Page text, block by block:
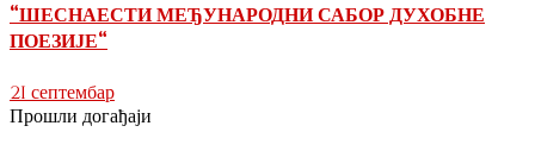
“ШЕСНАЕСТИ МЕЂУНАРОДНИ САБОР ДУХОБНЕ
ПОЕЗИЈЕ“
21 септембар
Прошли догађаји